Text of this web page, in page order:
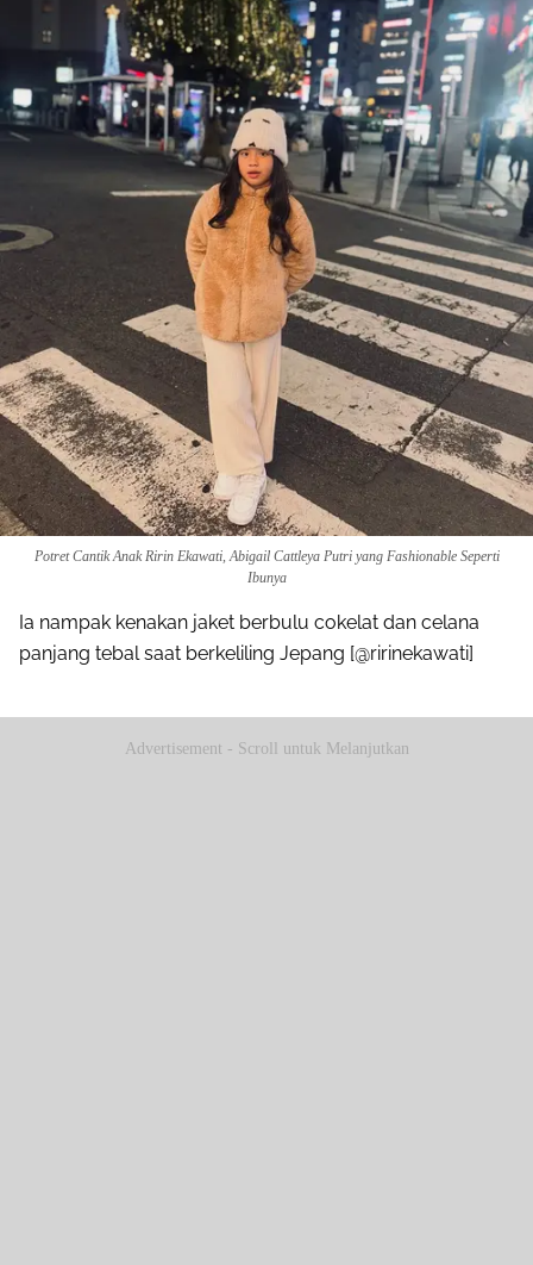
Potret Cantik Anak Ririn Ekawati, Abigail Cattleya Putri yang Fashionable Seperti
Ibunya
Ia nampak kenakan jaket berbulu cokelat dan celana
panjang tebal saat berkeliling Jepang [@ririnekawati]
Advertisement - Scroll untuk Melanjutkan